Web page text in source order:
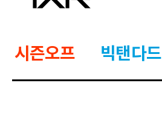
시즌오프 빅탠다드